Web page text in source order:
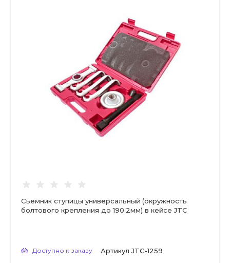
Съемник ступицы универсальный (окружность
болтового крепления до 190.2мм) в кейсе JTC
Доступно к заказу Артикул JTC-1259